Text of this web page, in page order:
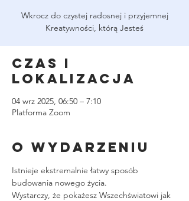
Wkrocz do czystej radosnej i przyjemnej
Kreatywności, którą Jesteś
Czas i
lokalizacja
04 wrz 2025, 06:50 – 7:10
Platforma Zoom
O wydarzeniu
Istnieje ekstremalnie łatwy sposób
budowania nowego życia.
Wystarczy, że pokażesz Wszechświatowi jak